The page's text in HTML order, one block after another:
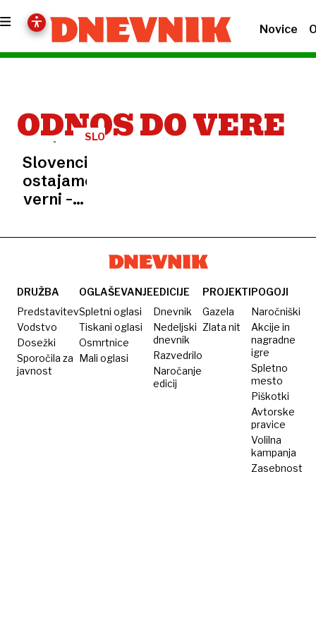
Novice
ODNOS DO VERE
SLOVENSKO
MNENJE
Slovenci
ostajamo
verni – a
na enak
DRUŽBA
Predstavitev
Vodstvo
Dosežki
Sporočila za
javnost
OGLAŠEVANJE
Spletni oglasi
Tiskani oglasi
Osmrtnice
Mali oglasi
EDICIJE
Dnevnik
Nedeljski
dnevnik
Razvedrilo
Naročanje
edicij
PROJEKTI
Gazela
Zlata nit
POGOJI
Naročniški
Akcije in
nagradne
igre
Spletno
mesto
Piškotki
Avtorske
pravice
Volilna
kampanja
Zasebnost